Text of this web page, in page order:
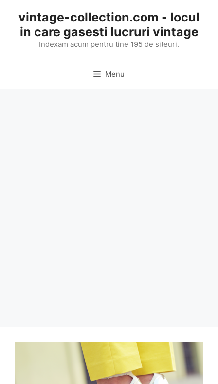
content
vintage-collection.com - locul
in care gasesti lucruri vintage
Indexam acum pentru tine 195 de siteuri.
Menu